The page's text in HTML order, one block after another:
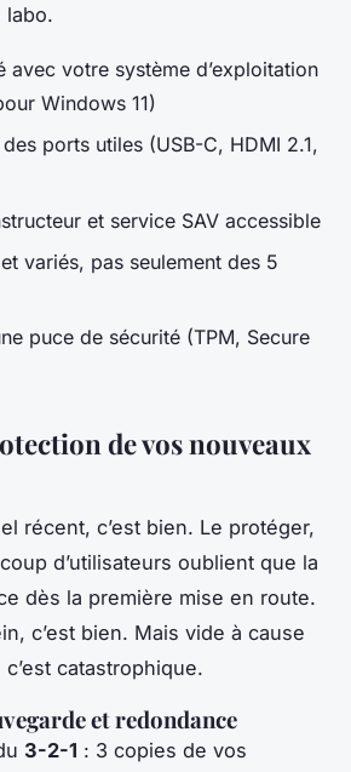
labo.
avec votre système d’exploitation
Windows 11)
ports utiles (USB-C, HDMI 2.1,
et service SAV accessible
variés, pas seulement des 5
puce de sécurité (TPM, Secure
de vos nouveaux
récent, c’est bien. Le protéger,
d’utilisateurs oublient que la
dès la première mise en route.
c’est bien. Mais vide à cause
catastrophique.
et redondance
3-2-1 : 3 copies de vos